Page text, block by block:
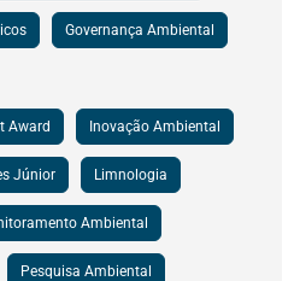
Governança Ambiental
Award Inovação Ambiental
Júnior Limnologia
Ambiental
Pesquisa Ambiental